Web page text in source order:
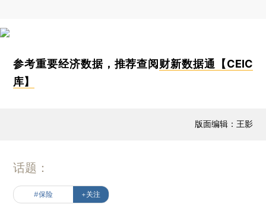
参考重要经济数据，推荐查阅 财新数据通【CEIC
库】
版面编辑：王影
话题：
#保险 +关注